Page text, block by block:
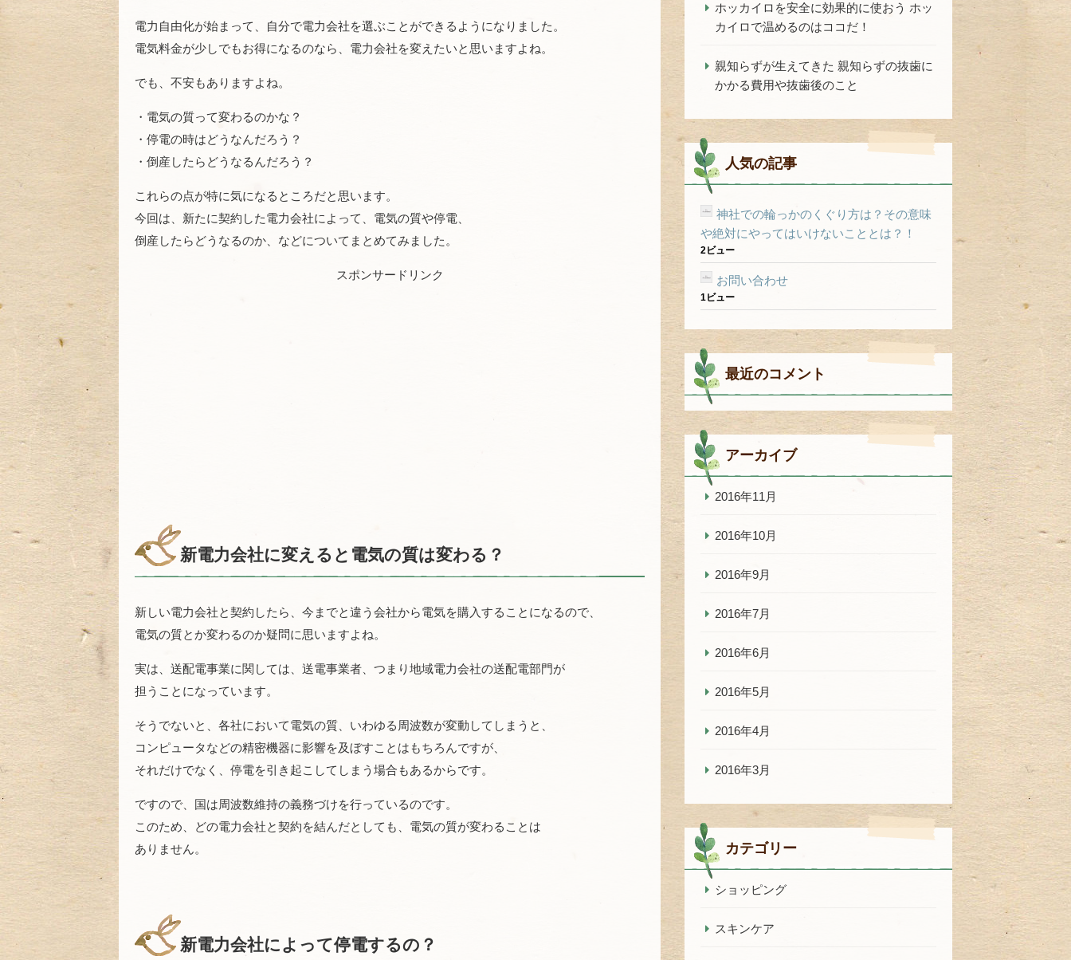
電力自由化が始まって、自分で電力会社を選ぶことができるようになりました。
電気料金が少しでもお得になるのなら、電力会社を変えたいと思いますよね。
でも、不安もありますよね。
・電気の質って変わるのかな？
・停電の時はどうなんだろう？
・倒産したらどうなるんだろう？
これらの点が特に気になるところだと思います。
今回は、新たに契約した電力会社によって、電気の質や停電、
倒産したらどうなるのか、などについてまとめてみました。
スポンサードリンク
新電力会社に変えると電気の質は変わる？
新しい電力会社と契約したら、今までと違う会社から電気を購入することになるので、
電気の質とか変わるのか疑問に思いますよね。
実は、送配電事業に関しては、送電事業者、つまり地域電力会社の送配電部門が
担うことになっています。
そうでないと、各社において電気の質、いわゆる周波数が変動してしまうと、
コンピュータなどの精密機器に影響を及ぼすことはもちろんですが、
それだけでなく、停電を引き起こしてしまう場合もあるからです。
ですので、国は周波数維持の義務づけを行っているのです。
このため、どの電力会社と契約を結んだとしても、電気の質が変わることは
ありません。
新電力会社によって停電するの？
ホッカイロを安全に効果的に使おう ホッ
カイロで温めるのはココだ！
親知らずが生えてきた 親知らずの抜歯に
かかる費用や抜歯後のこと
人気の記事
神社での輪っかのくぐり方は？その意味
や絶対にやってはいけないこととは？！
2ビュー
お問い合わせ
1ビュー
最近のコメント
アーカイブ
2016年11月
2016年10月
2016年9月
2016年7月
2016年6月
2016年5月
2016年4月
2016年3月
カテゴリー
ショッピング
スキンケア